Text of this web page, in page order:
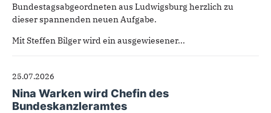
Bundestagsabgeordneten aus Ludwigsburg herzlich zu
dieser spannenden neuen Aufgabe.
Mit Steffen Bilger wird ein ausgewiesener...
25.07.2026
Nina Warken wird Chefin des
Bundeskanzleramtes